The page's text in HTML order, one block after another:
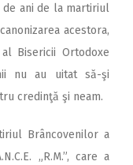
ani de la martiriul
acestora,
Bisericii Ortodoxe
nu au uitat să-şi
credinţă şi neam.
Brâncovenilor a
„R.M.”, care a